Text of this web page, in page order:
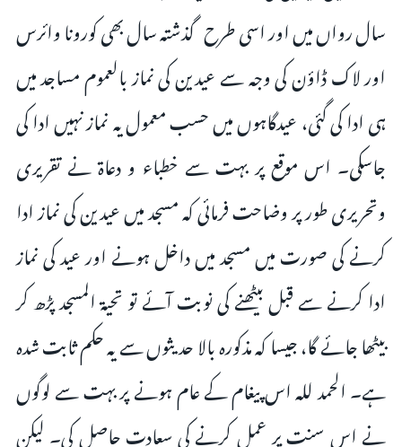
سال رواں میں اور اسی طرح گذشتہ سال بھی کورونا وائرس
اور لاک ڈاؤن کی وجہ سے عیدین کی نماز بالعموم مساجد میں
ہی ادا کی گئی، عیدگاہوں میں حسب معمول یہ نماز نہیں ادا کی
جاسکی۔ اس موقع پر بہت سے خطباء و دعاۃ نے تقریری
وتحریری طور پر وضاحت فرمائی کہ مسجد میں عیدین کی نماز ادا
کرنے کی صورت میں مسجد میں داخل ہونے اور عید کی نماز
ادا کرنے سے قبل بیٹھنے کی نوبت آئے تو تحیۃ المسجد پڑھ کر
بیٹھا جائے گا، جیسا کہ مذکورہ بالا حدیثوں سے یہ حکم ثابت شدہ
ہے۔ الحمد للہ اس پیغام کے عام ہونے پر بہت سے لوگوں
نے اس سنت پر عمل کرنے کی سعادت حاصل کی۔ لیکن